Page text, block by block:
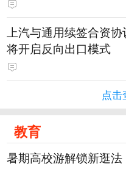
上汽与通用续签合资
将开启反向出口模式
点击
教育
暑期高校游解锁新逛法